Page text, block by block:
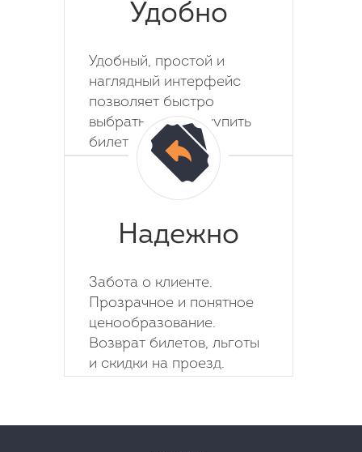
Удобно
Удобный, простой и
наглядный интерфейс
позволяет быстро
выбрать место и купить
билет на автобус.
Надежно
Забота о клиенте.
Прозрачное и понятное
ценообразование.
Возврат билетов, льготы
и скидки на проезд.